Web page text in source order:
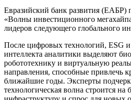
Евразийский банк развития (ЕАБР)
«Волны инвестиционного
лидеров следующего глобального
После цифровых технологий, ESG и
интеллекта аналитики выделяют
робототехнику и виртуальную
направления, способные привлечь
ближайшие годы. Эксперты
технологическая волна строится на